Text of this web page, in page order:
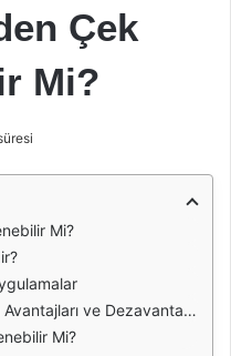
Çek
Mi?
Mi?
ve Dezavantajları
Mi?